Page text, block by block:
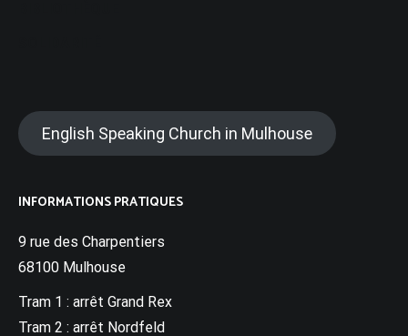
English Speaking Church in Mulhouse
INFORMATIONS PRATIQUES
9 rue des Charpentiers
68100 Mulhouse
Tram 1 : arrêt Grand Rex
Tram 2 : arrêt Nordfeld